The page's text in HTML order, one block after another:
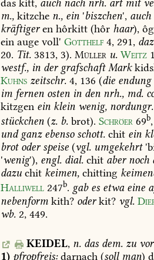
n.
das kitt, auch nach nrh. artmit
m., kitzche n., ein 'biszchen', auch
kräftigeren hôrkitt (hôr haar),
ein auge voll' Gotthelf 4, 291,
20. Tit. 3813, 3). Müller u. Weitz
westf., in dergrafschaftMark
Kuhns zeitschr. 4, 136 (die endung
im fernen osten in den nrh., md.
kitzgen ein klein wenig, nordungr.
stückchen (z. b. brot). Schröer 69b,
undganzebensoschott. chit ein
brotoderspeise (vgl. umgekehrt
'wenig'), engl. dial. chit abernoch
dazu chit keimen, chitting
Halliwell 247b. gabes etwaeine
nebenform kith? oderkit? vgl.
wb. 2, 449.
KEIDEL, n. dasdem.zu
1) pfropfreis:darnach (sollman)